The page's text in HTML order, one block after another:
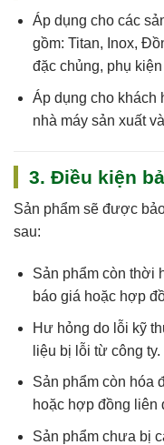
Áp dụng cho các
gồm: Titan, Inox,
đặc chủng, phụ
Áp dụng cho khách
nhà máy sản xuất
3. Điều kiện
Sản phẩm sẽ được
sau:
Sản phẩm còn thời
báo giá hoặc hợp
Hư hỏng do lỗi kỹ
liệu bị lỗi từ công ty.
Sản phẩm còn hóa
hoặc hợp đồng liên
Sản phẩm chưa bị